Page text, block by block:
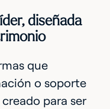
diseñada
que
o soporte
para ser